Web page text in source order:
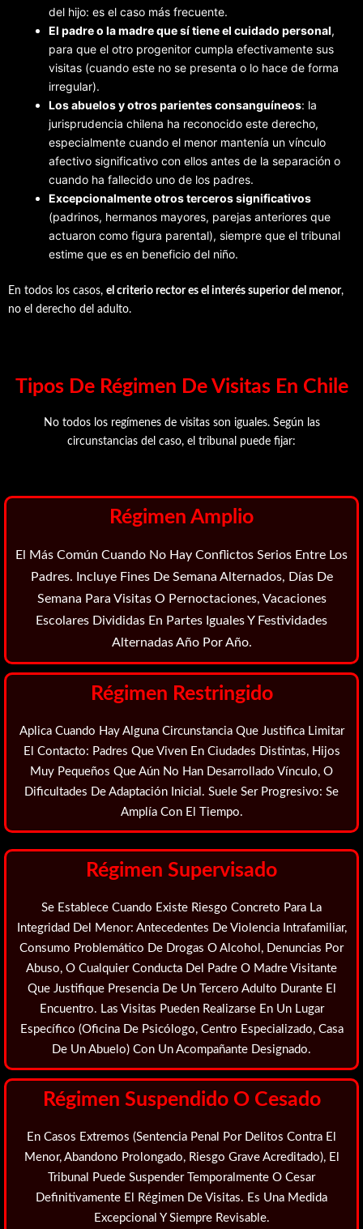
del hijo: es el caso más frecuente.
El padre o la madre que sí tiene el cuidado personal,
para que el otro progenitor cumpla efectivamente sus
visitas (cuando este no se presenta o lo hace de forma
irregular).
Los abuelos y otros parientes consanguíneos: la
jurisprudencia chilena ha reconocido este derecho,
especialmente cuando el menor mantenía un vínculo
afectivo significativo con ellos antes de la separación o
cuando ha fallecido uno de los padres.
Excepcionalmente otros terceros significativos
(padrinos, hermanos mayores, parejas anteriores que
actuaron como figura parental), siempre que el tribunal
estime que es en beneficio del niño.
En todos los casos, el criterio rector es el interés superior del menor,
no el derecho del adulto.
Tipos De Régimen De Visitas En Chile
No todos los regímenes de visitas son iguales. Según las
circunstancias del caso, el tribunal puede fijar:
Régimen Amplio
El Más Común Cuando No Hay Conflictos Serios Entre Los
Padres. Incluye Fines De Semana Alternados, Días De
Semana Para Visitas O Pernoctaciones, Vacaciones
Escolares Divididas En Partes Iguales Y Festividades
Alternadas Año Por Año.
Régimen Restringido
Aplica Cuando Hay Alguna Circunstancia Que Justifica Limitar
El Contacto: Padres Que Viven En Ciudades Distintas, Hijos
Muy Pequeños Que Aún No Han Desarrollado Vínculo, O
Dificultades De Adaptación Inicial. Suele Ser Progresivo: Se
Amplía Con El Tiempo.
Régimen Supervisado
Se Establece Cuando Existe Riesgo Concreto Para La
Integridad Del Menor: Antecedentes De Violencia Intrafamiliar,
Consumo Problemático De Drogas O Alcohol, Denuncias Por
Abuso, O Cualquier Conducta Del Padre O Madre Visitante
Que Justifique Presencia De Un Tercero Adulto Durante El
Encuentro. Las Visitas Pueden Realizarse En Un Lugar
Específico (oficina De Psicólogo, Centro Especializado, Casa
De Un Abuelo) Con Un Acompañante Designado.
Régimen Suspendido O Cesado
En Casos Extremos (sentencia Penal Por Delitos Contra El
Menor, Abandono Prolongado, Riesgo Grave Acreditado), El
Tribunal Puede Suspender Temporalmente O Cesar
Definitivamente El Régimen De Visitas. Es Una Medida
Excepcional Y Siempre Revisable.